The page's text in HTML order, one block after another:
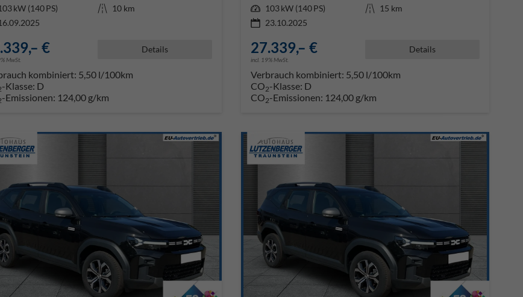
kW (140 PS) Kilometerstand 10 km
€
MwSt.
Details
kombiniert: 5,50 l/100km
-Klasse: D
-Emissionen: 124,00 g/km
Leistung 103 kW (140 PS) Kilometerstand 15 km
23.10.2025
27.339,– €
incl. 19% MwSt.
Details
Verbrauch kombiniert: 5,50 l/100km
CO2-Klasse: D
CO2-Emissionen: 124,00 g/km